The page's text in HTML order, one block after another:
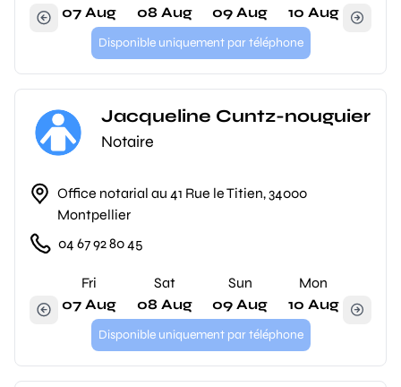
07 Aug
08 Aug
09 Aug
10 Aug
Disponible uniquement par téléphone
Jacqueline Cuntz-nouguier
Notaire
Office notarial au 41 Rue le Titien, 34000
Montpellier
04 67 92 80 45
Fri
07 Aug
Sat
08 Aug
Sun
09 Aug
Mon
10 Aug
Disponible uniquement par téléphone